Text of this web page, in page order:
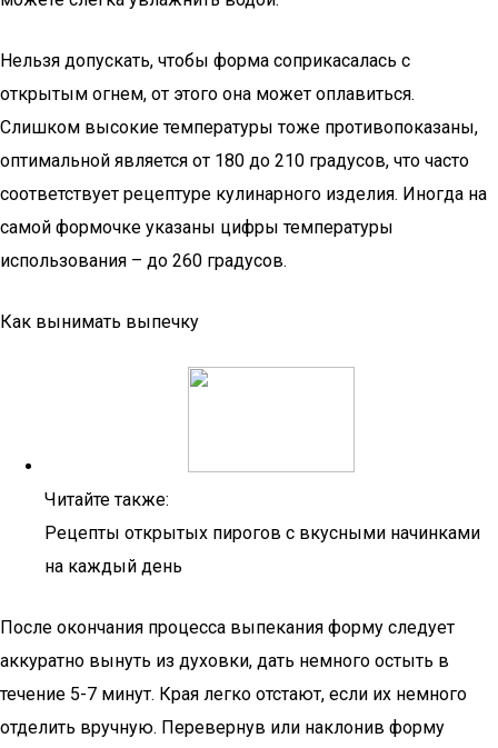
Нельзя допускать, чтобы форма соприкасалась с
открытым огнем, от этого она может оплавиться.
Слишком высокие температуры тоже противопоказаны,
оптимальной является от 180 до 210 градусов, что часто
соответствует рецептуре кулинарного изделия. Иногда на
самой формочке указаны цифры температуры
использования – до 260 градусов.
Как вынимать выпечку
Читайте также:
Рецепты открытых пирогов с вкусными начинками
на каждый день
После окончания процесса выпекания форму следует
аккуратно вынуть из духовки, дать немного остыть в
течение 5-7 минут. Края легко отстают, если их немного
отделить вручную. Перевернув или наклонив форму